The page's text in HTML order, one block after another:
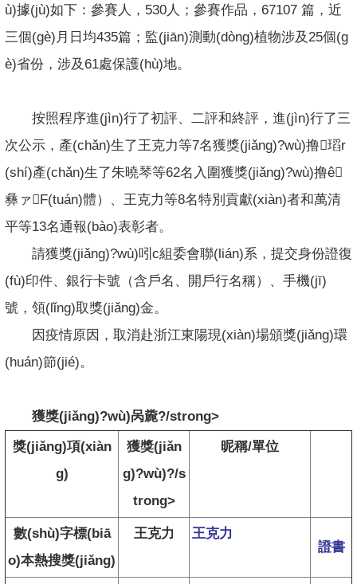
ù)據(jù)如下：參賽人，530人；參賽作品，67107 篇，近
三個(gè)月日均435篇；監(jiān)測動(dòng)植物涉及25個(g
è)省份，涉及61處保護(hù)地。
按照程序進(jìn)行了初評、二評和終評，進(jìn)行了三
次公示，產(chǎn)生了王克力等7名獲獎(jiǎng)?wù)撸瑫r
(shí)產(chǎn)生了朱曉琴等62名入圍獲獎(jiǎng)?wù)撸ê
彝ァF(tuán)體）、王克力等8名特別貢獻(xiàn)者和萬清
平等13名通報(bào)表彰者。
請獲獎(jiǎng)?wù)吲c組委會聯(lián)系，提交身份證復
(fù)印件、銀行卡號（含戶名、開戶行名稱）、手機(jī)
號，領(lǐng)取獎(jiǎng)金。
因疫情原因，取消赴浙江東陽現(xiàn)場頒獎(jiǎng)環
(huán)節(jié)。
獲獎(jiǎng)?wù)呙麊?/strong>
獎(jiǎng)項(xiàn
g)
獲獎(jiǎn
g)?wù)?/s
trong>
昵稱/單位
數(shù)字標(biā
o)本熱搜獎(jiǎng)
王克力
王克力
證書